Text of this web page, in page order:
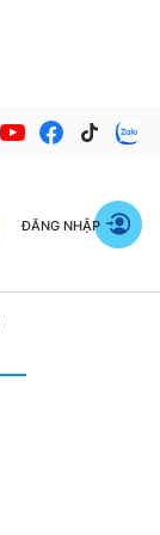
ĐĂNG NHẬP